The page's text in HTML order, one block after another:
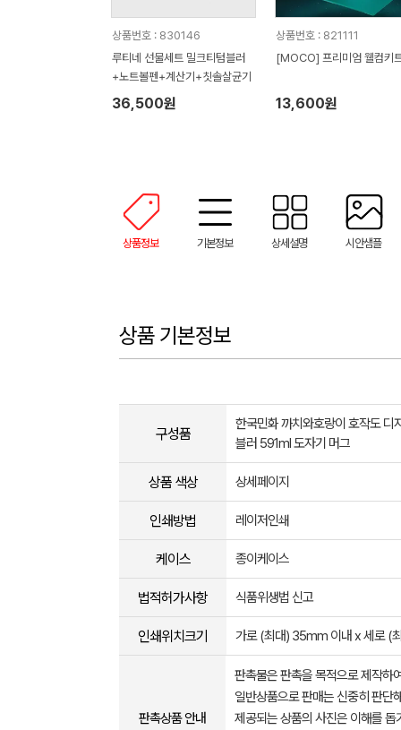
상품번호 : 830146
루티네 선물세트 밀크티텀블러
+노트볼펜+계산기+칫솔살균기
36,500원
상품번호 : 821111
[MOCO] 프리미엄 웰컴키
13,600원
상품정보 기본정보 상세설명 시안샘플
상품 기본정보
구성품
한국민화 까치와호랑이 호작도 디
블러 591ml 도자기 머그
상품 색상 상세페이지
인쇄방법 레이저인쇄
케이스 종이케이스
법적허가사항 식품위생법 신고
인쇄위치크기 가로 (최대) 35mm 이내 x 세로 (
판촉상품 안내
판촉물은 판촉을 목적으로 제작하
일반상품으로 판매는 신중히 판단
제공되는 상품의 사진은 이해를